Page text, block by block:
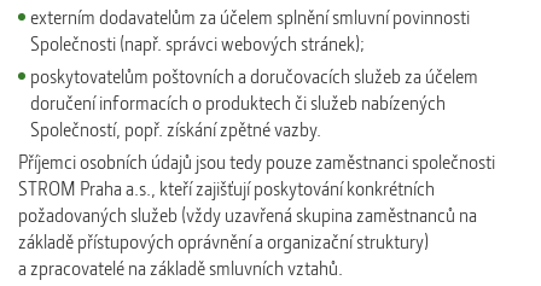
externím dodavatelům za účelem splnění smluvní povinnosti
Společnosti (např. správci webových stránek);
poskytovatelům poštovních a doručovacích služeb za účelem
doručení informacích o produktech či služeb nabízených
Společností, popř. získání zpětné vazby.
Příjemci osobních údajů jsou tedy pouze zaměstnanci společnosti
STROM Praha a.s., kteří zajišťují poskytování konkrétních
požadovaných služeb (vždy uzavřená skupina zaměstnanců na
základě přístupových oprávnění a organizační struktury)
a zpracovatelé na základě smluvních vztahů.